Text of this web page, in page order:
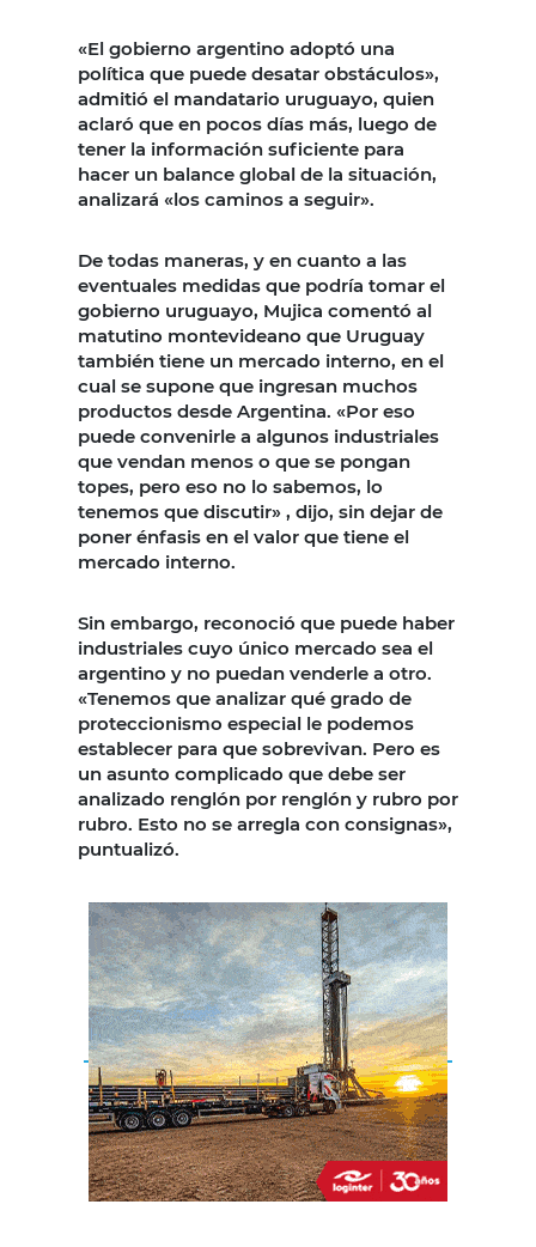
«El gobierno argentino adoptó una
política que puede desatar obstáculos»,
admitió el mandatario uruguayo, quien
aclaró que en pocos días más, luego de
tener la información suficiente para
hacer un balance global de la situación,
analizará «los caminos a seguir».
De todas maneras, y en cuanto a las
eventuales medidas que podría tomar el
gobierno uruguayo, Mujica comentó al
matutino montevideano que Uruguay
también tiene un mercado interno, en el
cual se supone que ingresan muchos
productos desde Argentina. «Por eso
puede convenirle a algunos industriales
que vendan menos o que se pongan
topes, pero eso no lo sabemos, lo
tenemos que discutir» , dijo, sin dejar de
poner énfasis en el valor que tiene el
mercado interno.
Sin embargo, reconoció que puede haber
industriales cuyo único mercado sea el
argentino y no puedan venderle a otro.
«Tenemos que analizar qué grado de
proteccionismo especial le podemos
establecer para que sobrevivan. Pero es
un asunto complicado que debe ser
analizado renglón por renglón y rubro por
rubro. Esto no se arregla con consignas»,
puntualizó.